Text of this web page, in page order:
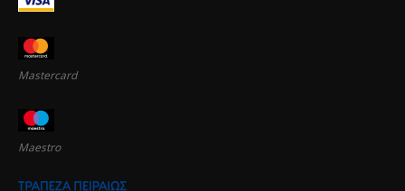
Mastercard
Maestro